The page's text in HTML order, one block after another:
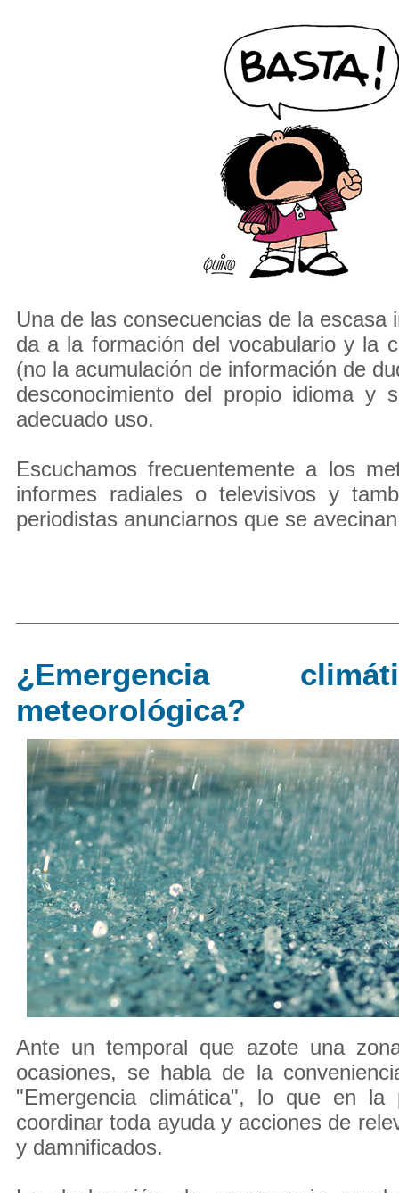
Una de las consecuencias de la escasa
da a la formación del vocabulario y la
(no la acumulación de información de
desconocimiento del propio idioma y
adecuado uso.
Escuchamos frecuentemente a los
informes radiales o televisivos y
periodistas anunciarnos que se
¿Emergencia
meteorológica?
Ante un temporal que azote una
ocasiones, se habla de la
"Emergencia climática", lo que en la
coordinar toda ayuda y acciones de
y damnificados.